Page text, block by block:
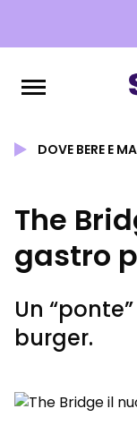
DOVE BERE E
The
gastro
Un
burger.